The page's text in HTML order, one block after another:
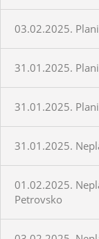
03.02.2025.
31.01.2025.
31.01.2025.
31.01.2025.
01.02.2025.
Petrovsko